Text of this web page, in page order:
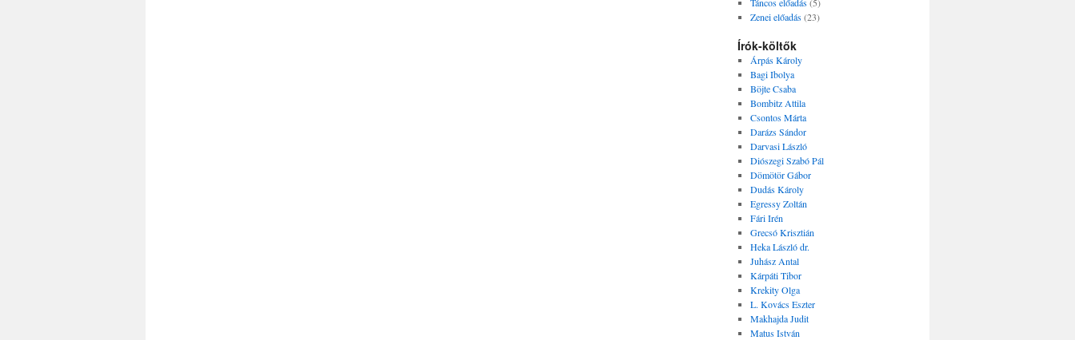
Zenei előadás(23)
Írók-költők
Árpás Károly
Bagi Ibolya
Böjte Csaba
Bombitz Attila
Csontos Márta
Darázs Sándor
Darvasi László
Diószegi Szabó Pál
Dömötör Gábor
Dudás Károly
Egressy Zoltán
Fári Irén
Grecsó Krisztián
Heka László dr.
Juhász Antal
Kárpáti Tibor
Krekity Olga
L. Kovács Eszter
Makhajda Judit
Matus István